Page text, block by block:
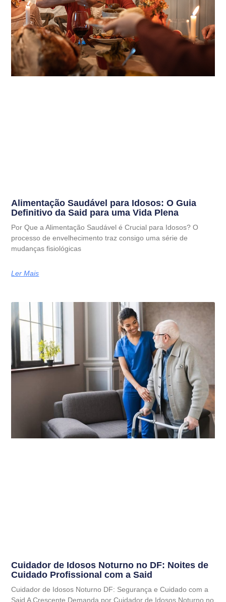
Alimentação Saudável para Idosos: O Guia
Definitivo da Said para uma Vida Plena
Por Que a Alimentação Saudável é Crucial para Idosos? O
processo de envelhecimento traz consigo uma série de
mudanças fisiológicas
Ler Mais
Cuidador de Idosos Noturno no DF: Noites de
Cuidado Profissional com a Said
Cuidador de Idosos Noturno DF: Segurança e Cuidado com a
Said A Crescente Demanda por Cuidador de Idosos Noturno no